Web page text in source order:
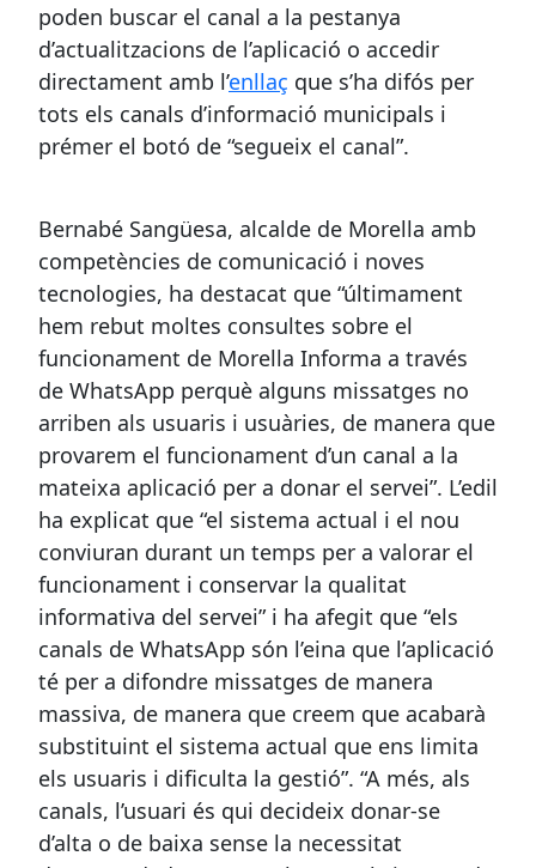
poden buscar el canal a la pestanya
d’actualitzacions de l’aplicació o accedir
directament amb l’enllaç que s’ha difós per
tots els canals d’informació municipals i
prémer el botó de “segueix el canal”.
Bernabé Sangüesa, alcalde de Morella amb
competències de comunicació i noves
tecnologies, ha destacat que “últimament
hem rebut moltes consultes sobre el
funcionament de Morella Informa a través
de WhatsApp perquè alguns missatges no
arriben als usuaris i usuàries, de manera que
provarem el funcionament d’un canal a la
mateixa aplicació per a donar el servei”. L’edil
ha explicat que “el sistema actual i el nou
conviuran durant un temps per a valorar el
funcionament i conservar la qualitat
informativa del servei” i ha afegit que “els
canals de WhatsApp són l’eina que l’aplicació
té per a difondre missatges de manera
massiva, de manera que creem que acabarà
substituint el sistema actual que ens limita
els usuaris i dificulta la gestió”. “A més, als
canals, l’usuari és qui decideix donar-se
d’alta o de baixa sense la necessitat